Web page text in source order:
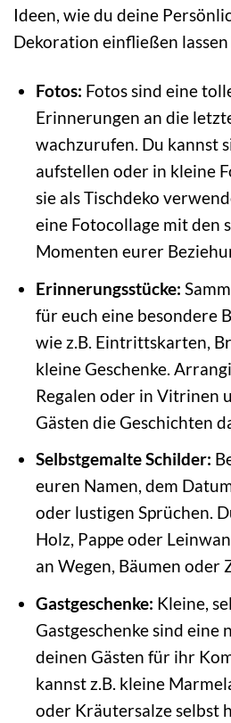
Ideen, wie du deine
Dekoration einfließen
Fotos: Fotos sind eine
Erinnerungen an die
wachzurufen. Du kannst
aufstellen oder in kleine
sie als Tischdeko
eine Fotocollage mit den
Momenten eurer
Erinnerungsstücke:
für euch eine besondere
wie z.B. Eintrittskarten,
kleine Geschenke.
Regalen oder in Vitrinen
Gästen die Geschichten
Selbstgemalte Schilder:
euren Namen, dem
oder lustigen Sprüchen.
Holz, Pappe oder
an Wegen, Bäumen oder
Gastgeschenke: Kleine,
Gastgeschenke sind eine
deinen Gästen für ihr
kannst z.B. kleine
oder Kräutersalze selbst